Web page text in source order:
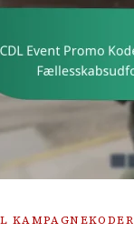
KAMPAGNEKODER